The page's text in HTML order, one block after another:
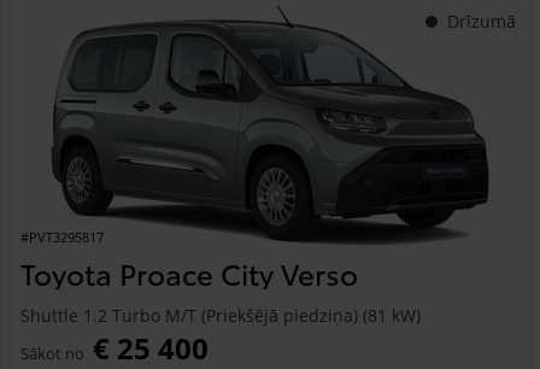
Drīzumā
#PVT3295817
Toyota Proace City Verso
Shuttle 1.2 Turbo M/T (Priekšējā piedziņa) (81 kW)
Sākot no € 25 400